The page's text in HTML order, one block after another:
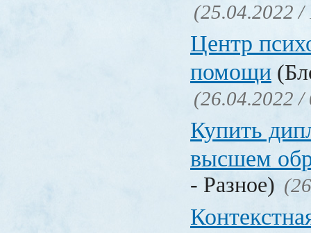
(25.04.2022 /
Центр
помощи
(26.04.2022 /
Купить
высшем
- Разное)